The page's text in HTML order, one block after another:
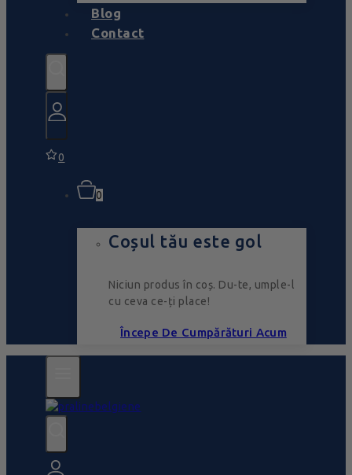
Blog
Contact
0
0
Coșul tău este gol
Niciun produs în coș. Du-te, umple-l
cu ceva ce-ți place!
Începe De Cumpărături Acum